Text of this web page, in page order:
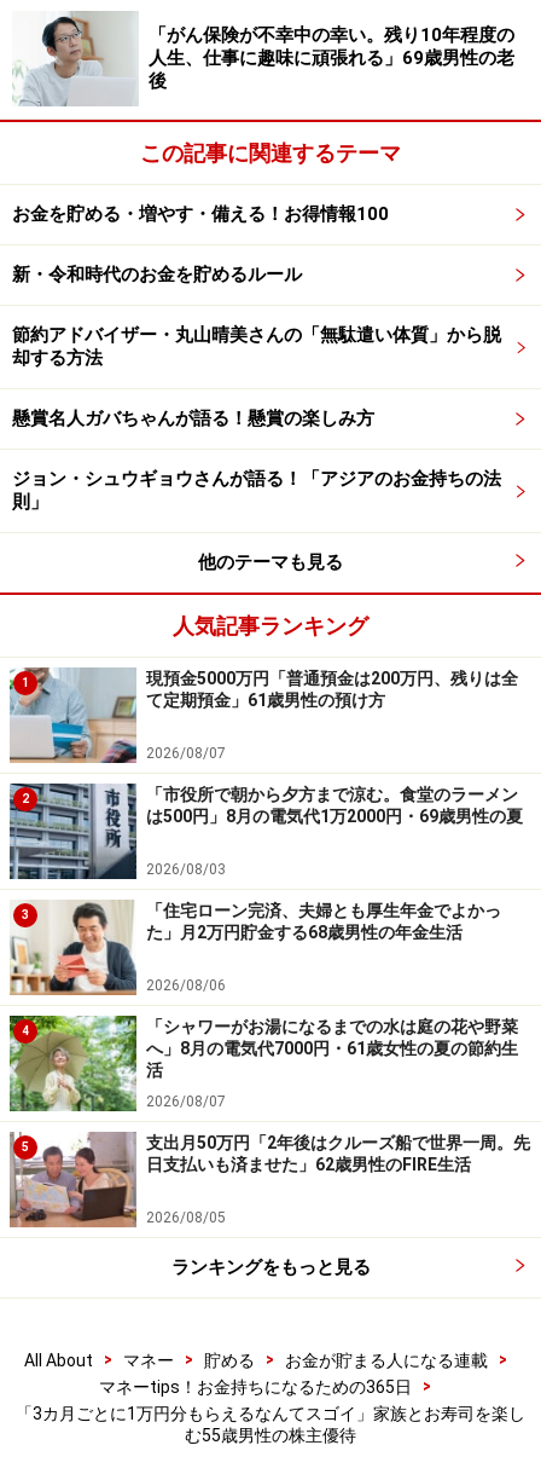
してビールを選べる」
6249＞を挙げています。
優待銘柄は「インカムゲイン（配当金など保有による収
て、NISAを利用すれば税負担も抑えられるのでお得」に
感じていると言う、幸せになりたいさん。
一方で、「最近はTOB（株式公開買付け）、MBO（経営
陣による自社株買収）も多く、意図せず優待廃止が多い
のでモヤモヤします」とも明かされていました。
※皆さんの買ってよかった株主優待エピソードを
からぜひお寄せください。エピソードの採用で3000円分
ーーーーーーーーーーーーーーー
※本文カッコ内の回答者コメントは原文に準拠していま
※エピソードは投稿者の当時のものです。現在とはサー
ビスや金額などの情報が異なることがございます
※投稿エピソードのため、内容の正確性を保証するもの
ではございません
※特定銘柄について、投資の勧誘を目的としたものでは
ございません。資産運用、投資はリスクを伴います。投
資に関する最終判断は、御自身の責任でお願いします
※記事内容は執筆時点のものです。最新の内容をご確認くださ
い。
本記事の内容は一般的な情報提供を目的としており、特定の金融
商品や投資行動を推奨するものではありません。
投資や資産運用に関する最終的なご判断はご自身の責任において
行ってください。
掲載情報の正確性・完全性については十分に配慮しております
が、その内容を保証するものではなく、これに基づく損失・損害
などについて当社は一切の責任を負いません。
最新の情報や詳細については、必ず各金融機関やサービス提供者
の公式情報をご確認ください。
【編集部からのお知らせ】
・「家計」について、
中です！
※抽選で20名にAmazonギフト券1000円分プレゼント
※謝礼付きの限定アンケートやモニター企画に参加が可能に
「がん保険が不幸中の幸い。残り10年程度の
人生、仕事に趣味に頑張れる」69歳男性の老
後
この記事に関連するテーマ
お金を貯める・増やす・備える！お得情報100
新・令和時代のお金を貯めるルール
節約アドバイザー・丸山晴美さんの「無駄遣い体質」から脱
却する方法
懸賞名人ガバちゃんが語る！懸賞の楽しみ方
ジョン・シュウギョウさんが語る！「アジアのお金持ちの法
則」
他のテーマも見る
人気記事ランキング
1
現預金5000万円「普通預金は200万円、残りは全
て定期預金」61歳男性の預け方
2026/08/07
2
「市役所で朝から夕方まで涼む。食堂のラーメン
は500円」8月の電気代1万2000円・69歳男性の夏
2026/08/03
3
「住宅ローン完済、夫婦とも厚生年金でよかっ
た」月2万円貯金する68歳男性の年金生活
2026/08/06
4
「シャワーがお湯になるまでの水は庭の花や野菜
へ」8月の電気代7000円・61歳女性の夏の節約生
活
2026/08/07
5
支出月50万円「2年後はクルーズ船で世界一周。先
日支払いも済ませた」62歳男性のFIRE生活
2026/08/05
ランキングをもっと見る
All About > マネー > 貯める > お金が貯まる人になる連載
>
マネーtips！お金持ちになるための365日
>
「3カ月ごとに1万円分もらえるなんてスゴイ」家族とお寿司を楽し
む55歳男性の株主優待